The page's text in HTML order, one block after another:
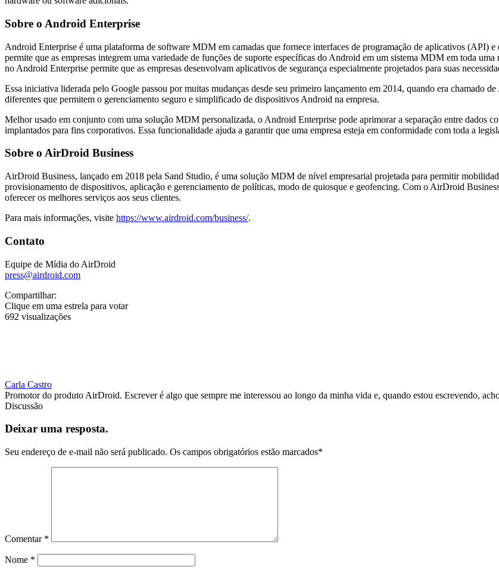
Sobre o Android Enterprise
Android Enterprise é uma plataforma de software MDM em camadas que fornece interfaces de programação de aplicativos (API)
permite que as empresas integrem uma variedade de funções de suporte específicas do Android em um sistema MDM em toda
no Android Enterprise permite que as empresas desenvolvam aplicativos de segurança especialmente projetados para suas
Essa iniciativa liderada pelo Google passou por muitas mudanças desde seu primeiro lançamento em 2014, quando era chamado
diferentes que permitem o gerenciamento seguro e simplificado de dispositivos Android na empresa.
Melhor usado em conjunto com uma solução MDM personalizada, o Android Enterprise pode aprimorar a separação entre dados
implantados para fins corporativos. Essa funcionalidade ajuda a garantir que uma empresa esteja em conformidade com toda a
Sobre o AirDroid Business
AirDroid Business, lançado em 2018 pela Sand Studio, é uma solução MDM de nível empresarial projetada para permitir
provisionamento de dispositivos, aplicação e gerenciamento de políticas, modo de quiosque e geofencing. Com o AirDroid
oferecer os melhores serviços aos seus clientes.
Para mais informações, visite https://www.airdroid.com/business/.
Contato
Equipe de Mídia do AirDroid
press@airdroid.com
Compartilhar:
Clique em uma estrela para votar
692 visualizações
Carla Castro
Promotor do produto AirDroid. Escrever é algo que sempre me interessou ao longo da minha vida e, quando estou escrevendo,
Discussão
Deixar uma resposta.
Seu endereço de e-mail não será publicado. Os campos obrigatórios estão marcados*
Comentar *
Nome *